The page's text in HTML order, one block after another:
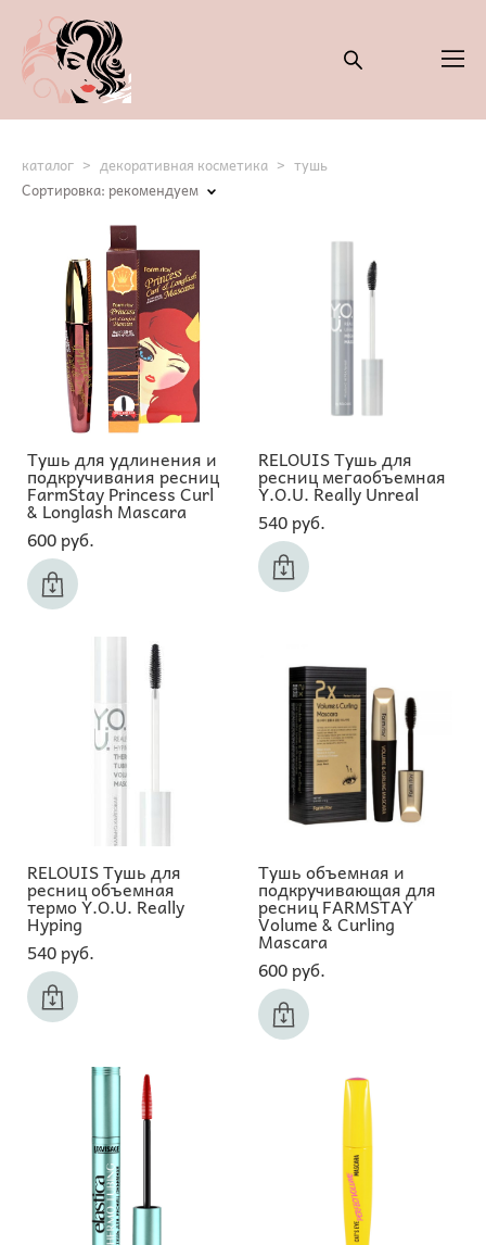
каталог > декоративная косметика > тушь
Сортировка:рекомендуем
Тушь для удлинения и
подкручивания ресниц
FarmStay Princess Curl
& Longlash Mascara
600 pуб.
RELOUIS Тушь для
ресниц мегаобъемная
Y.O.U. Really Unreal
540 pуб.
RELOUIS Тушь для
ресниц объемная
термо Y.O.U. Really
Hyping
540 pуб.
Тушь объемная и
подкручивающая для
ресниц FARMSTAY
Volume & Curling
Mascara
600 pуб.